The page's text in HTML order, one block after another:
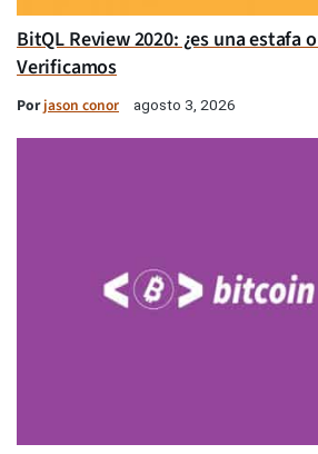
BitQL Review 2020: ¿es una estafa
Verificamos
Porjason conor agosto 3, 2026